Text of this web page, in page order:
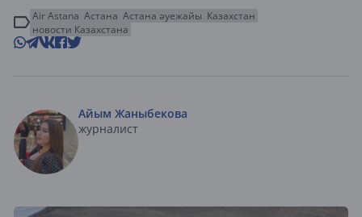
Air Astana Астана Астана әуежайы Казахстан
новости Казахстана
Айым Жаныбекова
журналист